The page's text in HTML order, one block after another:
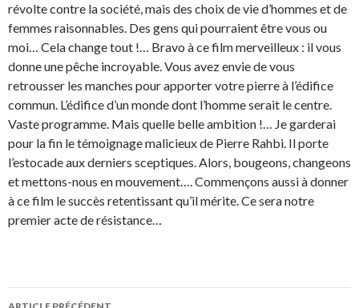
révolte contre la société, mais des choix de vie d’hommes et de
femmes raisonnables. Des gens qui pourraient être vous ou
moi… Cela change tout !… Bravo à ce film merveilleux : il vous
donne une pêche incroyable. Vous avez envie de vous
retrousser les manches pour apporter votre pierre à l’édifice
commun. L’édifice d’un monde dont l’homme serait le centre.
Vaste programme. Mais quelle belle ambition !… Je garderai
pour la fin le témoignage malicieux de Pierre Rahbi. Il porte
l’estocade aux derniers sceptiques. Alors, bougeons, changeons
et mettons-nous en mouvement…. Commençons aussi à donner
à ce film le succès retentissant qu’il mérite. Ce sera notre
premier acte de résistance…
Navigation